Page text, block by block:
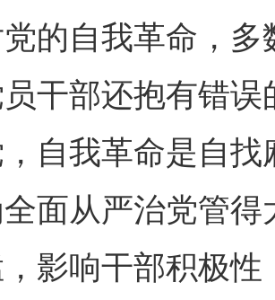
自我革命，多
干部还抱有错
自我革命是自
面从严治党管
影响干部积极